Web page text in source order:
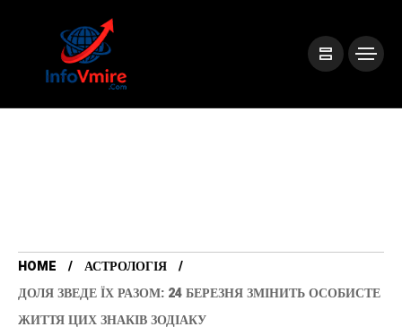
HOME
АСТРОЛОГІЯ
ДОЛЯ ЗВЕДЕ ЇХ РАЗОМ: 24 БЕРЕЗНЯ ЗМІНИТЬ ОСОБИСТЕ
ЖИТТЯ ЦИХ ЗНАКІВ ЗОДІАКУ